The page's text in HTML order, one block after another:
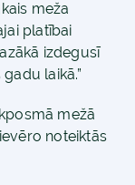
meža
platībai
izdegusī
laikā.”
mežā
noteiktās